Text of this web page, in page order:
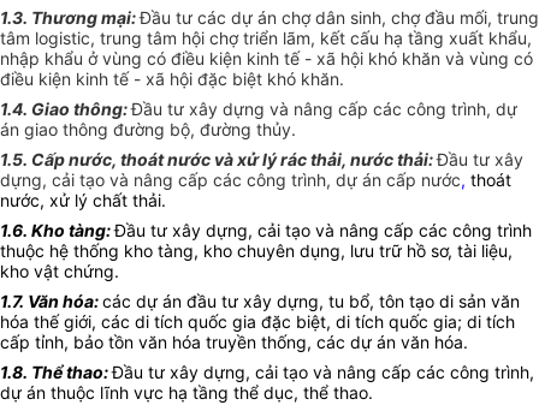
1.3. Thương mại:Đầu tư các dự án chợ dân sinh, chợ đầu mối, trung
tâm logistic, trung tâm hội chợ triển lãm, kết cấu hạ tầng xuất khẩu,
nhập khẩu ở vùng có điều kiện kinh tế - xã hội khó khăn và vùng có
điều kiện kinh tế - xã hội đặc biệt khó khăn.
1.4. Giao thông:Đầu tư xây dựng và nâng cấp các công trình, dự
án giao thông đường bộ, đường thủy.
1.5. Cấp nước, thoát nước và xử lý rác thải, nước thải:Đầu tư xây
dựng, cải tạo và nâng cấp các công trình, dự án cấp nước, thoát
nước, xử lý chất thải.
1.6. Kho tàng:Đầu tư xây dựng, cải tạo và nâng cấp các công trình
thuộc hệ thống kho tàng, kho chuyên dụng, lưu trữ hồ sơ, tài liệu,
kho vật chứng.
1.7. Văn hóa:các dự án đầu tư xây dựng, tu bổ, tôn tạo di sản văn
hóa thế giới, các di tích quốc gia đặc biệt, di tích quốc gia; di tích
cấp tỉnh, bảo tồn văn hóa truyền thống, các dự án văn hóa.
1.8. Thể thao:Đầu tư xây dựng, cải tạo và nâng cấp các công trình,
dự án thuộc lĩnh vực hạ tầng thể dục, thể thao.